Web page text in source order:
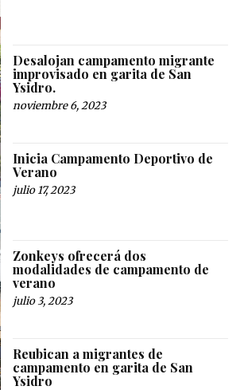
Desalojan campamento migrante
improvisado en garita de San
Ysidro.
noviembre 6, 2023
Inicia Campamento Deportivo de
Verano
julio 17, 2023
Zonkeys ofrecerá dos
modalidades de campamento de
verano
julio 3, 2023
Reubican a migrantes de
campamento en garita de San
Ysidro